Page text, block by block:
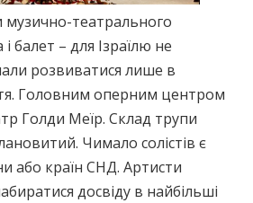
музично-театрального
балет – для Ізраїлю не
розвиватися лише в
Головним оперним центром
Голди Меїр. Склад трупи
Чимало солістів є
або країн СНД. Артисти
досвіду в найбільші